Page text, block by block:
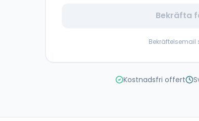
Bekräfta
Bekräftelsemail
Kostnadsfri offert